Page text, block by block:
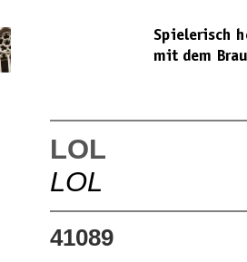
LOL
LOL
41089